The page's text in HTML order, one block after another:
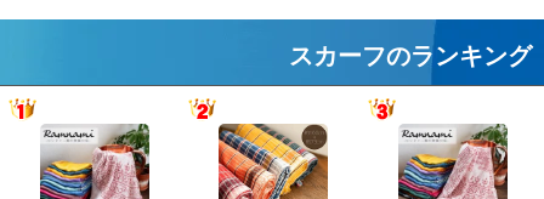
スカーフのランキング